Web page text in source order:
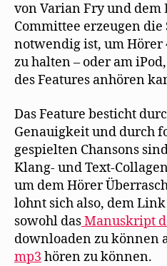
von Varian Fry und dem
Committee erzeugen
notwendig ist, um Hörer
zu halten – oder am
des Features anhören
Das Feature besticht
Genauigkeit und durch
gespielten Chansons
Klang- und Text-
um dem Hörer
lohnt sich also, dem
sowohl dasManuskript
downloaden zu können
mp3 hören zu können.